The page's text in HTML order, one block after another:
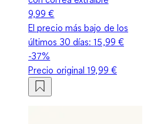
9,99 €
El precio más bajo de los
últimos 30 días:15,99 €
-37%
Precio original19,99 €